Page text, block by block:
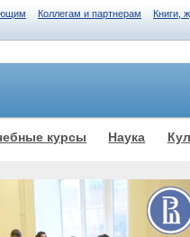
Коллегам и партнерам Книги,
курсы Наука